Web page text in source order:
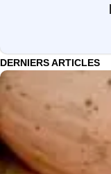
DERNIERS ARTICLES